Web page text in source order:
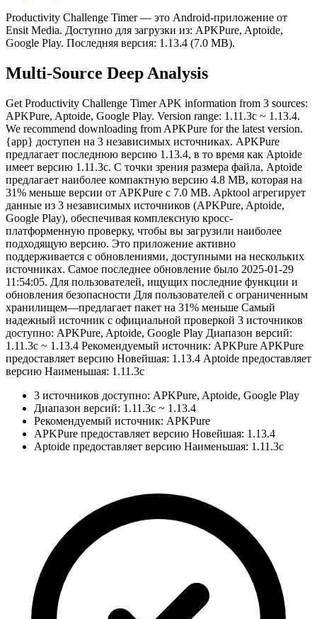
Productivity Challenge Timer — это Android-приложение от
Ensit Media. Доступно для загрузки из: APKPure, Aptoide,
Google Play. Последняя версия: 1.13.4 (7.0 MB).
Multi-Source Deep Analysis
Get Productivity Challenge Timer APK information from 3 sources:
APKPure, Aptoide, Google Play. Version range: 1.11.3c ~ 1.13.4.
We recommend downloading from APKPure for the latest version.
{app} доступен на 3 независимых источниках. APKPure
предлагает последнюю версию 1.13.4, в то время как Aptoide
имеет версию 1.11.3c. С точки зрения размера файла, Aptoide
предлагает наиболее компактную версию 4.8 MB, которая на
31% меньше версии от APKPure с 7.0 MB. Apktool агрегирует
данные из 3 независимых источников (APKPure, Aptoide,
Google Play), обеспечивая комплексную кросс-
платформенную проверку, чтобы вы загрузили наиболее
подходящую версию. Это приложение активно
поддерживается с обновлениями, доступными на нескольких
источниках. Самое последнее обновление было 2025-01-29
11:54:05. Для пользователей, ищущих последние функции и
обновления безопасности Для пользователей с ограниченным
хранилищем—предлагает пакет на 31% меньше Самый
надежный источник с официальной проверкой 3 источников
доступно: APKPure, Aptoide, Google Play Диапазон версий:
1.11.3c ~ 1.13.4 Рекомендуемый источник: APKPure APKPure
предоставляет версию Новейшая: 1.13.4 Aptoide предоставляет
версию Наименьшая: 1.11.3c
3 источников доступно: APKPure, Aptoide, Google Play
Диапазон версий: 1.11.3c ~ 1.13.4
Рекомендуемый источник: APKPure
APKPure предоставляет версию Новейшая: 1.13.4
Aptoide предоставляет версию Наименьшая: 1.11.3c